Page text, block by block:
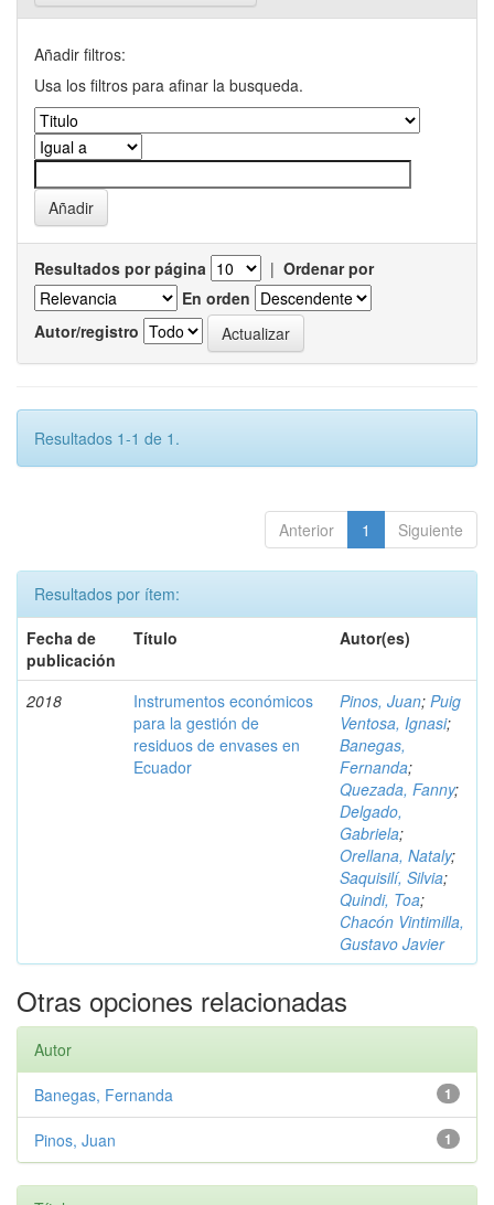
Añadir filtros:
Usa los filtros para afinar la busqueda.
Resultados por página | Ordenar por
En orden
Autor/registro
Resultados 1-1 de 1.
Anterior 1 Siguiente
Resultados por ítem:
Fecha de
publicación
Título Autor(es)
2018
Instrumentos económicos
para la gestión de
residuos de envases en
Ecuador
Pinos, Juan; Puig
Ventosa, Ignasi;
Banegas,
Fernanda;
Quezada, Fanny;
Delgado,
Gabriela;
Orellana, Nataly;
Saquisilí, Silvia;
Quindi, Toa;
Chacón Vintimilla,
Gustavo Javier
Otras opciones relacionadas
Autor
1
Banegas, Fernanda
1
Pinos, Juan